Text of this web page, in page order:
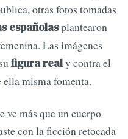
otras fotos tomadas
españolasplantearon
Las imágenes
figura realy contra el
misma fomenta.
ve más que un cuerpo
con la ficción retocada